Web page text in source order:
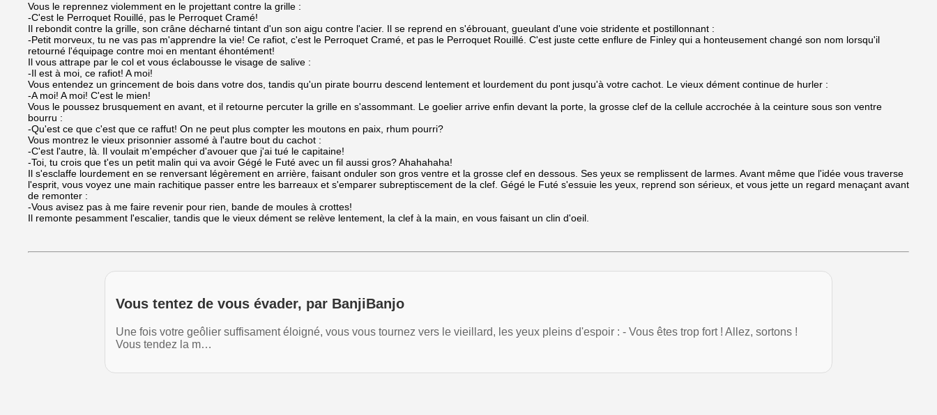
Vous le reprennez violemment en le projettant contre la grille :
-C'est le Perroquet Rouillé, pas le Perroquet Cramé!
Il rebondit contre la grille, son crâne décharné tintant d'un son aigu contre l'acier. Il se reprend en s'ébrouant, gueulant d'une voie stridente et postillonnant :
-Petit morveux, tu ne vas pas m'apprendre la vie! Ce rafiot, c'est le Perroquet Cramé, et pas le Perroquet Rouillé. C'est juste cette enflure de Finley qui a honteusement changé son nom lorsqu'il
retourné l'équipage contre moi en mentant éhontément!
Il vous attrape par le col et vous éclabousse le visage de salive :
-Il est à moi, ce rafiot! A moi!
Vous entendez un grincement de bois dans votre dos, tandis qu'un pirate bourru descend lentement et lourdement du pont jusqu'à votre cachot. Le vieux dément continue de hurler :
-A moi! A moi! C'est le mien!
Vous le poussez brusquement en avant, et il retourne percuter la grille en s'assommant. Le goelier arrive enfin devant la porte, la grosse clef de la cellule accrochée à la ceinture sous son ventre
bourru :
-Qu'est ce que c'est que ce raffut! On ne peut plus compter les moutons en paix, rhum pourri?
Vous montrez le vieux prisonnier assomé à l'autre bout du cachot :
-C'est l'autre, là. Il voulait m'empécher d'avouer que j'ai tué le capitaine!
-Toi, tu crois que t'es un petit malin qui va avoir Gégé le Futé avec un fil aussi gros? Ahahahaha!
Il s'esclaffe lourdement en se renversant légèrement en arrière, faisant onduler son gros ventre et la grosse clef en dessous. Ses yeux se remplissent de larmes. Avant même que l'idée vous traverse
l'esprit, vous voyez une main rachitique passer entre les barreaux et s'emparer subreptiscement de la clef. Gégé le Futé s'essuie les yeux, reprend son sérieux, et vous jette un regard menaçant avant
de remonter :
-Vous avisez pas à me faire revenir pour rien, bande de moules à crottes!
Il remonte pesamment l'escalier, tandis que le vieux dément se relève lentement, la clef à la main, en vous faisant un clin d'oeil.
Vous tentez de vous évader, par BanjiBanjo
Une fois votre geôlier suffisament éloigné, vous vous tournez vers le vieillard, les yeux pleins d'espoir : - Vous êtes trop fort ! Allez, sortons !
Vous tendez la m…